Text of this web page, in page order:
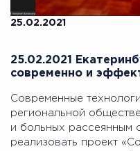
25.02.2021
25.02.2021
современно и
Современные
региональной
и больных рассеянным
реализовать проект